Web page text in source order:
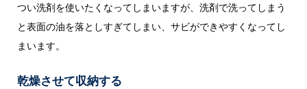
つい洗剤を使いたくなってしまいますが、洗剤で洗ってしまう
と表面の油を落としすぎてしまい、サビができやすくなってし
まいます。
乾燥させて収納する